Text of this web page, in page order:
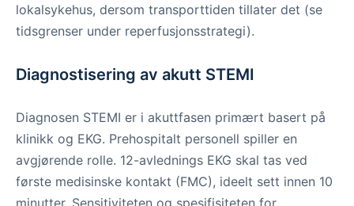
lokalsykehus, dersom transporttiden tillater det (se
tidsgrenser under reperfusjonsstrategi).
Diagnostisering av akutt STEMI
Diagnosen STEMI er i akuttfasen primært basert på
klinikk og EKG. Prehospitalt personell spiller en
avgjørende rolle. 12-avlednings EKG skal tas ved
første medisinske kontakt (FMC), ideelt sett innen 10